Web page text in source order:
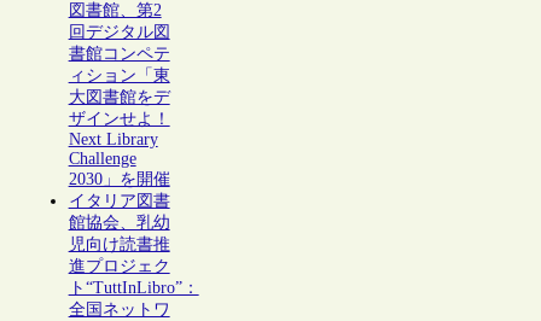
図書館、第2
回デジタル図
書館コンペテ
ィション「東
大図書館をデ
ザインせよ！
Next Library
Challenge
2030」を開催
イタリア図書
館協会、乳幼
児向け読書推
進プロジェク
ト“TuttInLibro”：
全国ネットワ